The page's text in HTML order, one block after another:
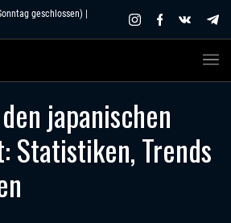
geschlossen) |
japanischen
Statistiken, Trends